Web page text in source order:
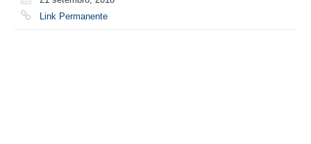
Link Permanente